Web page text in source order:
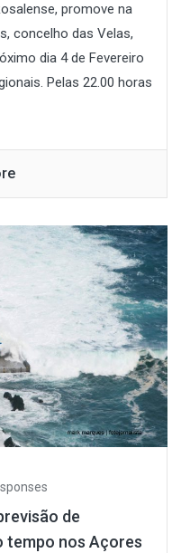
promove na
concelho das Velas,
dia 4 de Fevereiro
Pelas 22.00 horas
de
tempo nos Açores